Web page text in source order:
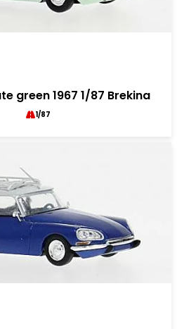
green 1967 1/87 Brekina
1/87